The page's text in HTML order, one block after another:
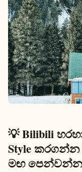
💡 Bilibili
Style කරගන්න
මඟ පෙන්වන්න